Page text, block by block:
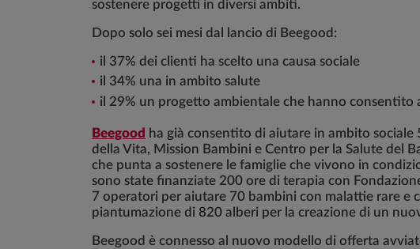
sostenere progetti in diversi ambiti.
Dopo solo sei mesi dal lancio di Beegood:
il 37% dei clienti ha scelto una causa sociale
il 34% una in ambito salute
il 29% un progetto ambientale che hanno consentito
Beegood ha già consentito di aiutare in ambito
della Vita, Mission Bambini e Centro per la Salute del
che punta a sostenere le famiglie che vivono in
sono state finanziate 200 ore di terapia con
7 operatori per aiutare 70 bambini con malattie rare e
piantumazione di 820 alberi per la creazione di un
Beegood è connesso al nuovo modello di offerta